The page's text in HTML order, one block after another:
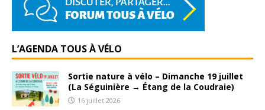
L’AGENDA TOUS À VÉLO
Sortie nature à vélo – Dimanche 19 juillet
(La Séguinière → Étang de la Coudraie)
16 juillet 2026